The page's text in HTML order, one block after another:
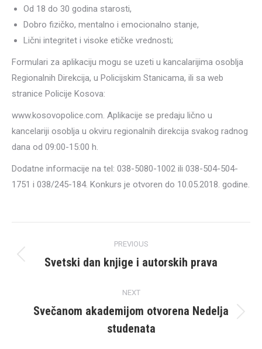
Od 18 do 30 godina starosti,
Dobro fizičko, mentalno i emocionalno stanje,
Lični integritet i visoke etičke vrednosti;
Formulari za aplikaciju mogu se uzeti u kancalarijima osoblja
Regionalnih Direkcija, u Policijskim Stanicama, ili sa web
stranice Policije Kosova:
www.kosovopolice.com. Aplikacije se predaju lično u
kancelariji osoblja u okviru regionalnih direkcija svakog radnog
dana od 09:00-15:00 h.
Dodatne informacije na tel: 038-5080-1002 ili 038-504-504-
1751 i 038/245-184. Konkurs je otvoren do 10.05.2018. godine.
navigation
PREVIOUS
Previous
Svetski dan knjige i autorskih prava
NEXT
Next
post:
Svečanom akademijom otvorena Nedelja
studenata